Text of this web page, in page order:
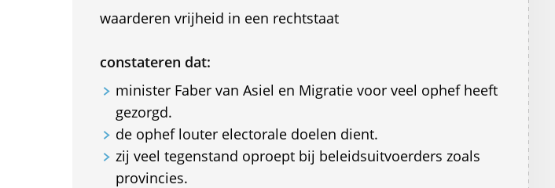
waarderen vrijheid in een rechtstaat
constateren dat:
minister Faber van Asiel en Migratie voor veel ophef heeft
gezorgd.
de ophef louter electorale doelen dient.
zij veel tegenstand oproept bij beleidsuitvoerders zoals
provincies.